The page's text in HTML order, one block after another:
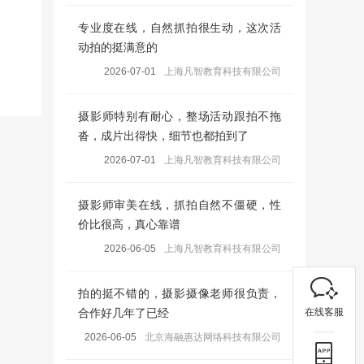
专业度在线，自然抓拍很生动，这次活
动拍的挺满意的
2026-07-01 上海凡智教育科技有限公司
摄影师特别有耐心，整场活动跟拍不拖
沓，成片出得快，细节也都拍到了
2026-07-01 上海凡智教育科技有限公司
摄影师审美在线，抓拍自然不僵硬，性
价比很高，真心靠谱
2026-06-05 上海凡智教育科技有限公司
拍的挺不错的，摄影摄像老师很负责，
合作好几年了已经
2026-06-05 北京海融惠达网络科技有限公司
在线客服